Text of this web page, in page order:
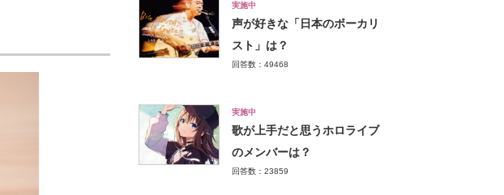
実施中
声が好きな「日本のボーカリ
スト」は？
回答数：49468
実施中
歌が上手だと思うホロライブ
のメンバーは？
回答数：23859